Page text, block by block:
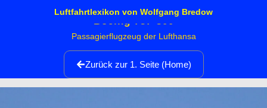
Luftfahrtlexikon von Wolfgang Bredow
Boeing 737-300
Passagierflugzeug der Lufthansa
Zurück zur 1. Seite (Home)